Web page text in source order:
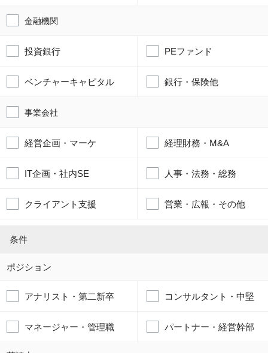
金融機関
投資銀行 PEファンド
ベンチャーキャピタル 銀行・保険他
事業会社
経営企画・マーケ 経理財務・M&A
IT企画・社内SE 人事・法務・総務
クライアント支援 営業・広報・その他
条件
ポジション
アナリスト・第二新卒 コンサルタント・中堅
マネージャー・管理職 パートナー・経営幹部